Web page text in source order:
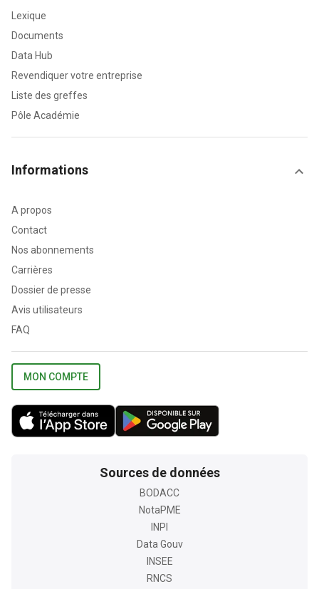
Lexique
Documents
Data Hub
Revendiquer votre entreprise
Liste des greffes
Pôle Académie
Informations
A propos
Contact
Nos abonnements
Carrières
Dossier de presse
Avis utilisateurs
FAQ
MON COMPTE
Sources de données
BODACC
NotaPME
INPI
Data Gouv
INSEE
RNCS